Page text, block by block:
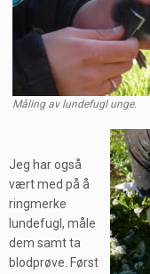
Måling av lundefugl unge.
Jeg har også
vært med på å
ringmerke
lundefugl, måle
dem samt ta
blodprøve. Først